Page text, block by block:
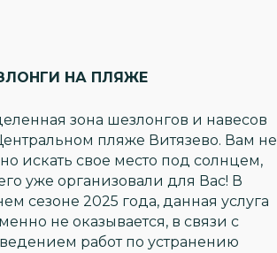
НА ПЛЯЖЕ
зона шезлонгов и навесов
пляже Витязево. Вам не
искать свое место под солнцем,
уже организовали для Вас! В
сезоне 2025 года, данная услуга
не оказывается, в связи с
работ по устранению